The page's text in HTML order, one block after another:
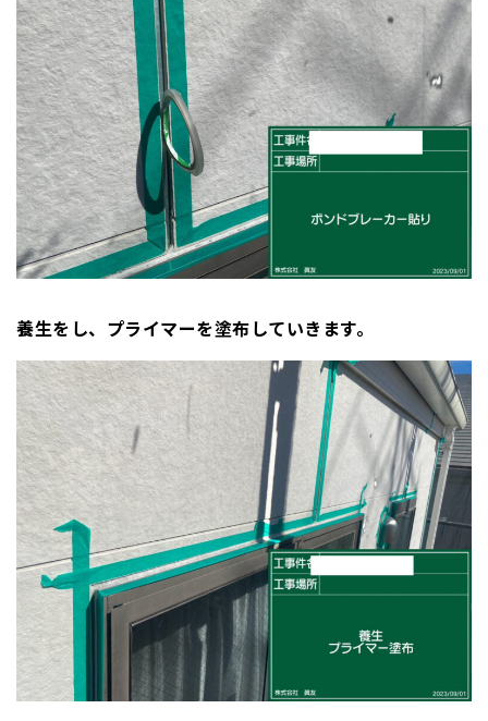
養生をし、プライマーを塗布していきます。